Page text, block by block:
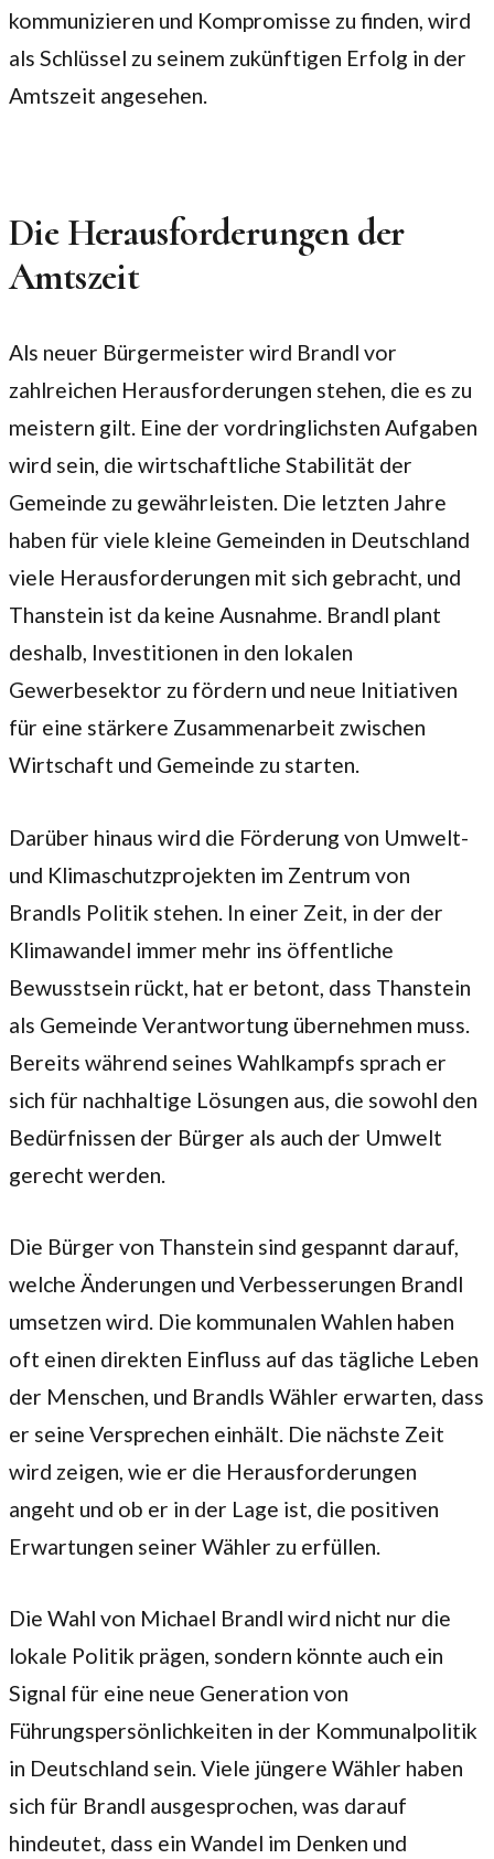
kommunizieren und Kompromisse zu finden, wird
als Schlüssel zu seinem zukünftigen Erfolg in der
Amtszeit angesehen.
Die Herausforderungen der
Amtszeit
Als neuer Bürgermeister wird Brandl vor
zahlreichen Herausforderungen stehen, die es zu
meistern gilt. Eine der vordringlichsten Aufgaben
wird sein, die wirtschaftliche Stabilität der
Gemeinde zu gewährleisten. Die letzten Jahre
haben für viele kleine Gemeinden in Deutschland
viele Herausforderungen mit sich gebracht, und
Thanstein ist da keine Ausnahme. Brandl plant
deshalb, Investitionen in den lokalen
Gewerbesektor zu fördern und neue Initiativen
für eine stärkere Zusammenarbeit zwischen
Wirtschaft und Gemeinde zu starten.
Darüber hinaus wird die Förderung von Umwelt-
und Klimaschutzprojekten im Zentrum von
Brandls Politik stehen. In einer Zeit, in der der
Klimawandel immer mehr ins öffentliche
Bewusstsein rückt, hat er betont, dass Thanstein
als Gemeinde Verantwortung übernehmen muss.
Bereits während seines Wahlkampfs sprach er
sich für nachhaltige Lösungen aus, die sowohl den
Bedürfnissen der Bürger als auch der Umwelt
gerecht werden.
Die Bürger von Thanstein sind gespannt darauf,
welche Änderungen und Verbesserungen Brandl
umsetzen wird. Die kommunalen Wahlen haben
oft einen direkten Einfluss auf das tägliche Leben
der Menschen, und Brandls Wähler erwarten, dass
er seine Versprechen einhält. Die nächste Zeit
wird zeigen, wie er die Herausforderungen
angeht und ob er in der Lage ist, die positiven
Erwartungen seiner Wähler zu erfüllen.
Die Wahl von Michael Brandl wird nicht nur die
lokale Politik prägen, sondern könnte auch ein
Signal für eine neue Generation von
Führungspersönlichkeiten in der Kommunalpolitik
in Deutschland sein. Viele jüngere Wähler haben
sich für Brandl ausgesprochen, was darauf
hindeutet, dass ein Wandel im Denken und